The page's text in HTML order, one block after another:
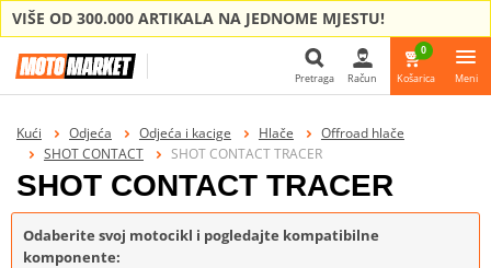
VIŠE OD 300.000 ARTIKALA NA JEDNOME MJESTU!
Pretraga
Pretraga Račun
0
Košarica Meni
Kući Odjeća Odjeća i kacige Hlače
Offroad hlače
SHOT CONTACT
SHOT CONTACT TRACER
SHOT CONTACT TRACER
Odaberite svoj motocikl i pogledajte kompatibilne
komponente: